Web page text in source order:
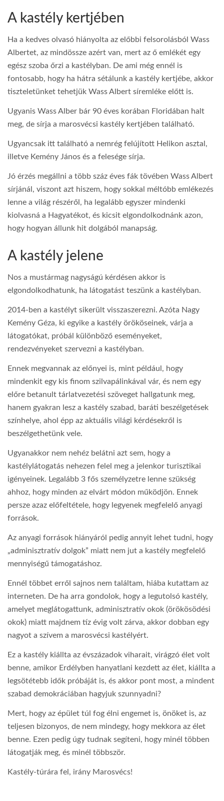
A kastély kertjében
Ha a kedves olvasó hiányolta az előbbi felsorolásból Wass
Albertet, az mindössze azért van, mert az ő emlékét egy
egész szoba őrzi a kastélyban. De ami még ennél is
fontosabb, hogy ha hátra sétálunk a kastély kertjébe, akkor
tiszteletünket tehetjük Wass Albert síremléke előtt is.
Ugyanis Wass Alber bár 90 éves korában Floridában halt
meg, de sírja a marosvécsi kastély kertjében található.
Ugyancsak itt található a nemrég felújított Helikon asztal,
illetve Kemény János és a felesége sírja.
Jó érzés megállni a több száz éves fák tövében Wass Albert
sírjánál, viszont azt hiszem, hogy sokkal méltóbb emlékezés
lenne a világ részéről, ha legalább egyszer mindenki
kiolvasná a Hagyatékot, és kicsit elgondolkodnánk azon,
hogy hogyan állunk hit dolgából manapság.
A kastély jelene
Nos a mustármag nagyságú kérdésen akkor is
elgondolkodhatunk, ha látogatást teszünk a kastélyban.
2014-ben a kastélyt sikerült visszaszerezni. Azóta Nagy
Kemény Géza, ki egyike a kastély örököseinek, várja a
látogatókat, próbál különböző eseményeket,
rendezvényeket szervezni a kastélyban.
Ennek megvannak az előnyei is, mint például, hogy
mindenkit egy kis finom szilvapálinkával vár, és nem egy
előre betanult tárlatvezetési szöveget hallgatunk meg,
hanem gyakran lesz a kastély szabad, baráti beszélgetések
színhelye, ahol épp az aktuális világi kérdésekről is
beszélgethetünk vele.
Ugyanakkor nem nehéz belátni azt sem, hogy a
kastélylátogatás nehezen felel meg a jelenkor turisztikai
igényeinek. Legalább 3 fős személyzetre lenne szükség
ahhoz, hogy minden az elvárt módon működjön. Ennek
persze azaz előfeltétele, hogy legyenek megfelelő anyagi
források.
Az anyagi források hiányáról pedig annyit lehet tudni, hogy
„adminisztratív dolgok” miatt nem jut a kastély megfelelő
mennyiségű támogatáshoz.
Ennél többet erről sajnos nem találtam, hiába kutattam az
interneten. De ha arra gondolok, hogy a legutolsó kastély,
amelyet meglátogattunk, adminisztratív okok (örökösödési
okok) miatt majdnem tíz évig volt zárva, akkor dobban egy
nagyot a szívem a marosvécsi kastélyért.
Ez a kastély kiállta az évszázadok viharait, virágzó élet volt
benne, amikor Erdélyben hanyatlani kezdett az élet, kiállta a
legsötétebb idők próbáját is, és akkor pont most, a mindent
szabad demokráciában hagyjuk szunnyadni?
Mert, hogy az épület túl fog élni engemet is, önöket is, az
teljesen bizonyos, de nem mindegy, hogy mekkora az élet
benne. Ezen pedig úgy tudnak segíteni, hogy minél többen
látogatják meg, és minél többször.
Kastély-túrára fel, irány Marosvécs!